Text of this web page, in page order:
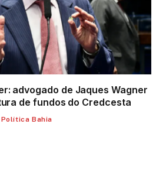
advogado de Jaques Wagner
de fundos do Credcesta
Política Bahia